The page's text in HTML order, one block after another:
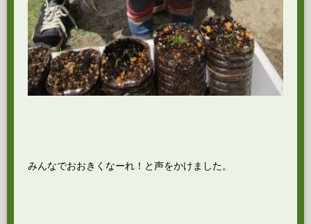
みんなでおおきくなーれ！と声をかけました。